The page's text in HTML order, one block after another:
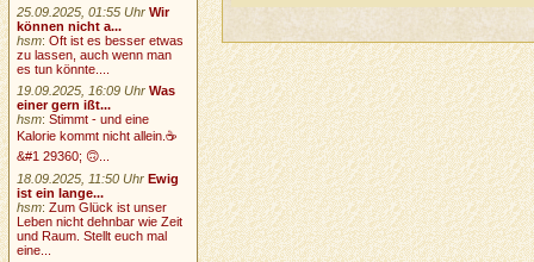
25.09.2025, 01:55 Uhr Wir
können nicht a...
hsm:Oft ist es besser etwas
zu lassen, auch wenn man
es tun könnte....
19.09.2025, 16:09 Uhr Was
einer gern ißt...
hsm:Stimmt - und eine
Kalorie kommt nicht allein.☕
&#1 29360; 🙃...
18.09.2025, 11:50 Uhr Ewig
ist ein lange...
hsm:Zum Glück ist unser
Leben nicht dehnbar wie Zeit
und Raum. Stellt euch mal
eine...